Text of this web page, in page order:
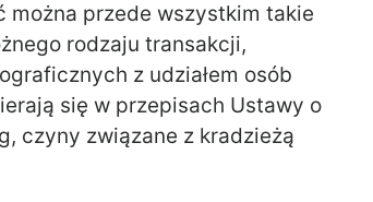
można przede wszystkim takie
rodzaju transakcji,
z udziałem osób
się w przepisach Ustawy o
czyny związane z kradzieżą